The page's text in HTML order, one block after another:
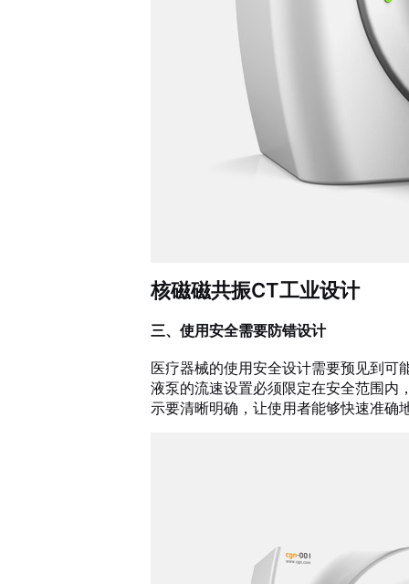
核磁磁共振CT工业设计
三、使用安全需要防错设计
医疗器械的使用安全设计需要预见到可
液泵的流速设置必须限定在安全范围内
示要清晰明确，让使用者能够快速准确